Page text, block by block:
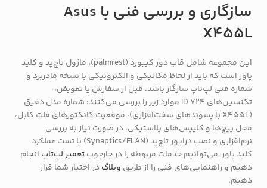
سازگاری و بررسی فنی با Asus
X455L
این مجموعه شامل قاب دور کیبورد (palmrest)، ماژول تاچ‌پد و کلید
پاور است که باید از لحاظ مکانیکی و الکترونیکی با نسخه مادربرد و
شماره فنی لپ‌تاپ سازگار باشد. قبل از سفارش یا تعویض،
تکنسین‌های ID 724 موارد زیر را بررسی می‌کنند: شماره مدل دقیق
(X455L با پسوندهای سخت‌افزاری)، موقعیت کانکتورهای فلت کابل،
محل پیچ‌ها و کلیپس‌های پلاستیکی. در صورت نیاز به بررسی
نرم‌افزاری و نصب درایور تاچ‌پد (Synaptics/ELAN) یا تست عملکرد
کلید پاور، می‌توانیم خدمات مربوطه را در چارچوبتعمیر لپ‌تاپ انجام
دهیم و راهنمایی‌های فنی را از طریق وبلاگدر اختیار شما قرار
دهیم.